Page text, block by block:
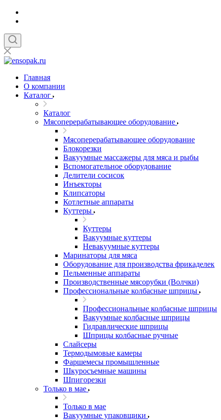
Главная
О компании
Каталог
Каталог
Мясоперерабатывающее оборудование
Мясоперерабатывающее оборудование
Блокорезки
Вакуумные массажеры для мяса и рыбы
Вспомогательное оборудование
Делители сосисок
Инъекторы
Клипсаторы
Котлетные аппараты
Куттеры
Куттеры
Вакуумные куттеры
Невакуумные куттеры
Маринаторы для мяса
Оборудование для производства фрикаделек
Пельменные аппараты
Производственные мясорубки (Волчки)
Профессиональные колбасные шприцы
Профессиональные колбасные шприцы
Вакуумные колбасные шприцы
Гидравлические шприцы
Шприцы колбасные ручные
Слайсеры
Термодымовые камеры
Фаршемесы промышленные
Шкуросъемные машины
Шпигорезки
Только в мае
Только в мае
Вакуумные упаковщики